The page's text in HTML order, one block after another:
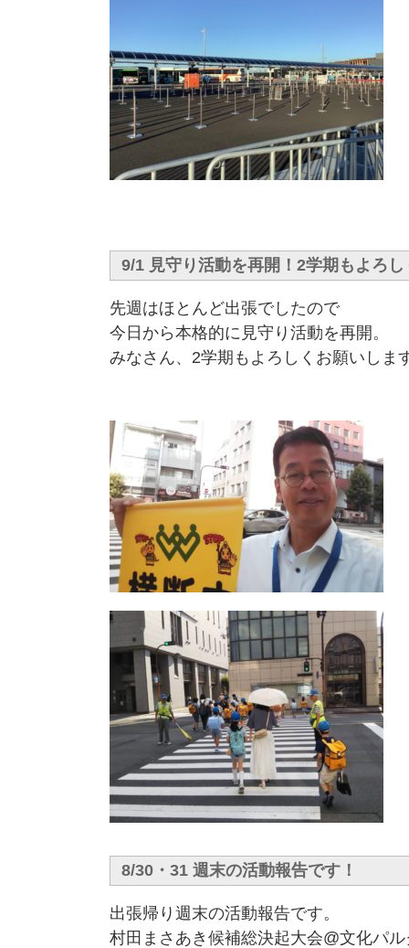
9/1 見守り活動を再開！2学期もよろ
先週はほとんど出張でしたので
今日から本格的に見守り活動を再開。
みなさん、2学期もよろしくお願いしま
8/30・31 週末の活動報告です！
出張帰り週末の活動報告です。
村田まさあき候補総決起大会@文化パ